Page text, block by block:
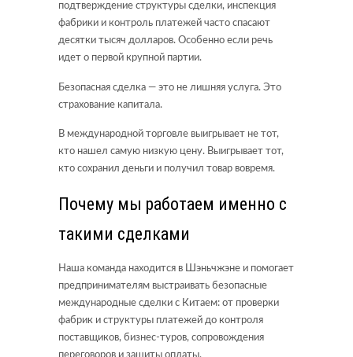
подтверждение структуры сделки, инспекция
фабрики и контроль платежей часто спасают
десятки тысяч долларов. Особенно если речь
идет о первой крупной партии.
Безопасная сделка — это не лишняя услуга. Это
страхование капитала.
В международной торговле выигрывает не тот,
кто нашел самую низкую цену. Выигрывает тот,
кто сохранил деньги и получил товар вовремя.
Почему мы работаем именно с
такими сделками
Наша команда находится в Шэньчжэне и помогает
предпринимателям выстраивать безопасные
международные сделки с Китаем: от проверки
фабрик и структуры платежей до контроля
поставщиков, бизнес-туров, сопровождения